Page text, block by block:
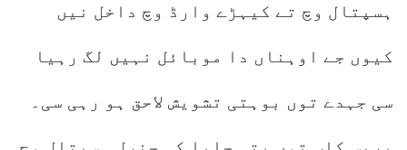
ہسپتال وچ تے کیہڑے وارڈ وچ داخل نیں
کیوں جے اوہناں دا موبائل نہیں لگ رہیا
سی جہدے توں بوہتی تشویش لاحق ہو رہی سی۔